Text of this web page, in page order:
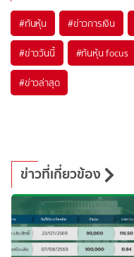
#ทันหุ้น #ข่าวการเงิน
#ข่าววันนี้ #ทันหุ้น focus
#ข่าวล่าสุด
ข่าวที่เกี่ยวข้อง